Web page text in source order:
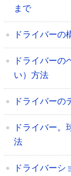
まで
ドライバーの
ドライバーの
い）方法
ドライバーの
ドライバー。
法
ドライバーシ